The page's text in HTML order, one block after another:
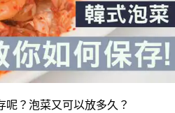
？泡菜又可以放多久？